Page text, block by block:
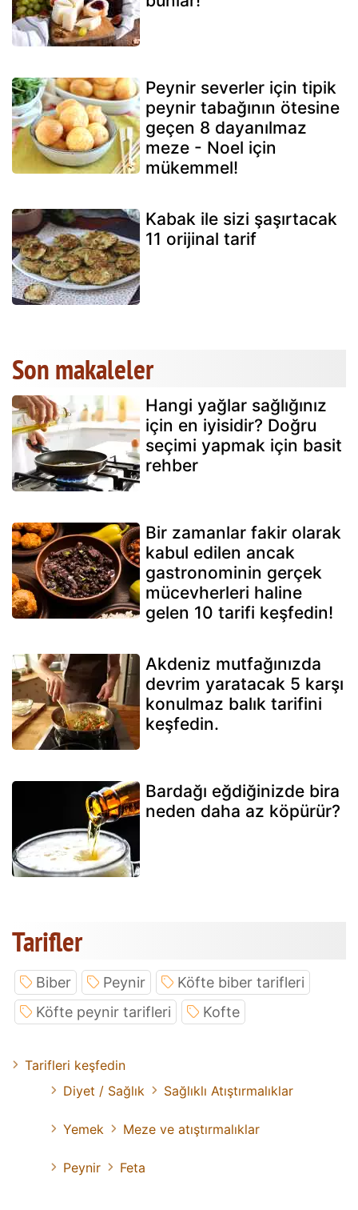
Peynir severler için tipik
peynir tabağının ötesine
geçen 8 dayanılmaz
meze - Noel için
mükemmel!
Kabak ile sizi şaşırtacak
11 orijinal tarif
Son makaleler
Hangi yağlar sağlığınız
için en iyisidir? Doğru
seçimi yapmak için basit
rehber
Bir zamanlar fakir olarak
kabul edilen ancak
gastronominin gerçek
mücevherleri haline
gelen 10 tarifi keşfedin!
Akdeniz mutfağınızda
devrim yaratacak 5 karşı
konulmaz balık tarifini
keşfedin.
Bardağı eğdiğinizde bira
neden daha az köpürür?
Tarifler
Biber Peynir
Köfte biber tarifleri
Köfte peynir tarifleri
Kofte
Tarifleri keşfedin
Diyet / Sağlık
Sağlıklı Atıştırmalıklar
Yemek Meze ve atıştırmalıklar
Peynir Feta